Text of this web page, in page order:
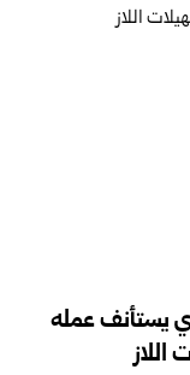
يستأنف عمله
اللاز